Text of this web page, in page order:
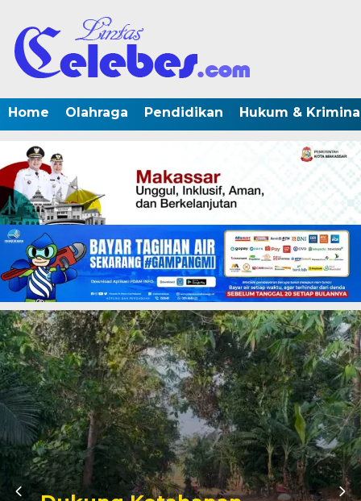
Home Olahraga Pendidikan Hukum &